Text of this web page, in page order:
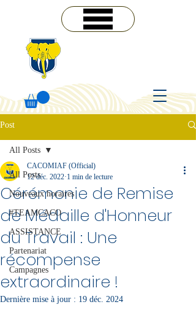
Post
All Posts
Nouveaux horaires
#TEAMCACO
ASSISTANCE
Partenariat
Campagnes
All Posts
Cérémonie de Remise
de Médaille d'Honneur
du Travail : Une
récompense
extraordinaire !
CACOMIAF (Official)
12 déc. 2022 1 min de lecture
Dernière mise à jour : 19 déc. 2024